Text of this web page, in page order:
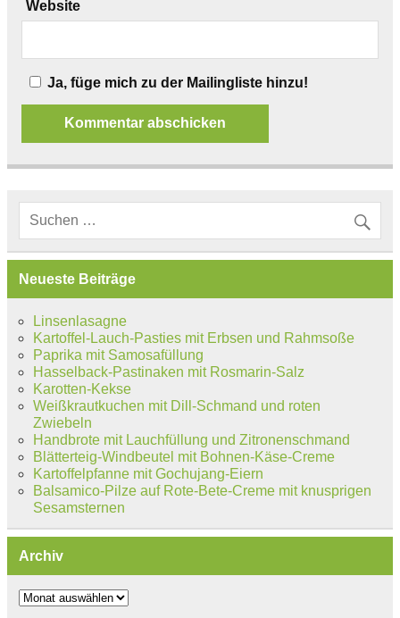
Website
Ja, füge mich zu der Mailingliste hinzu!
Neueste Beiträge
Linsenlasagne
Kartoffel-Lauch-Pasties mit Erbsen und Rahmsoße
Paprika mit Samosafüllung
Hasselback-Pastinaken mit Rosmarin-Salz
Karotten-Kekse
Weißkrautkuchen mit Dill-Schmand und roten
Zwiebeln
Handbrote mit Lauchfüllung und Zitronenschmand
Blätterteig-Windbeutel mit Bohnen-Käse-Creme
Kartoffelpfanne mit Gochujang-Eiern
Balsamico-Pilze auf Rote-Bete-Creme mit knusprigen
Sesamsternen
Archiv
Archiv